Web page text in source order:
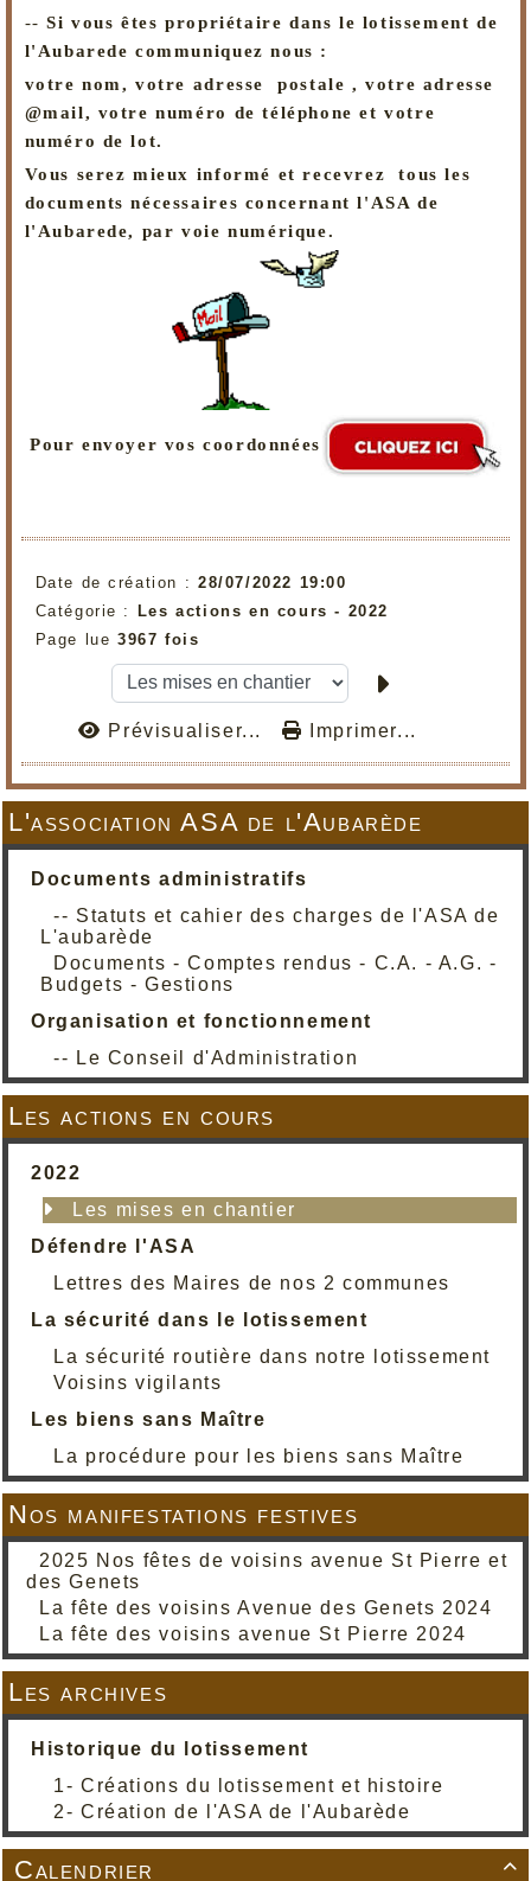
L'association ASA de l'Aubarède
Documents administratifs
-- Statuts et cahier des charges de l'ASA de
L'aubarède
Documents - Comptes rendus - C.A. - A.G. -
Budgets - Gestions
Organisation et fonctionnement
-- Le Conseil d'Administration
Les actions en cours
2022
Les mises en chantier
Défendre l'ASA
Lettres des Maires de nos 2 communes
La sécurité dans le lotissement
La sécurité routière dans notre lotissement
Voisins vigilants
Les biens sans Maître
La procédure pour les biens sans Maître
Nos manifestations festives
2025 Nos fêtes de voisins avenue St Pierre et
des Genets
La fête des voisins Avenue des Genets 2024
La fête des voisins avenue St Pierre 2024
Les archives
Historique du lotissement
1- Créations du lotissement et histoire
2- Création de l'ASA de l'Aubarède

Calendrier
--Si vous êtes propriétaire dans le lotissement de
l'Aubarede communiquez nous :
votre nom, votre adresse postale , votre adresse
@mail, votre numéro de téléphone et votre
numéro de lot.
Vous serez mieux informé et recevrez tous les
documents nécessaires concernant l'ASA de
l'Aubarede, par voie numérique.
Pour envoyer vos coordonnées
Date de création : 28/07/2022 19:00
Catégorie : Les actions en cours - 2022
Page lue 3967 fois
Prévisualiser... Imprimer...